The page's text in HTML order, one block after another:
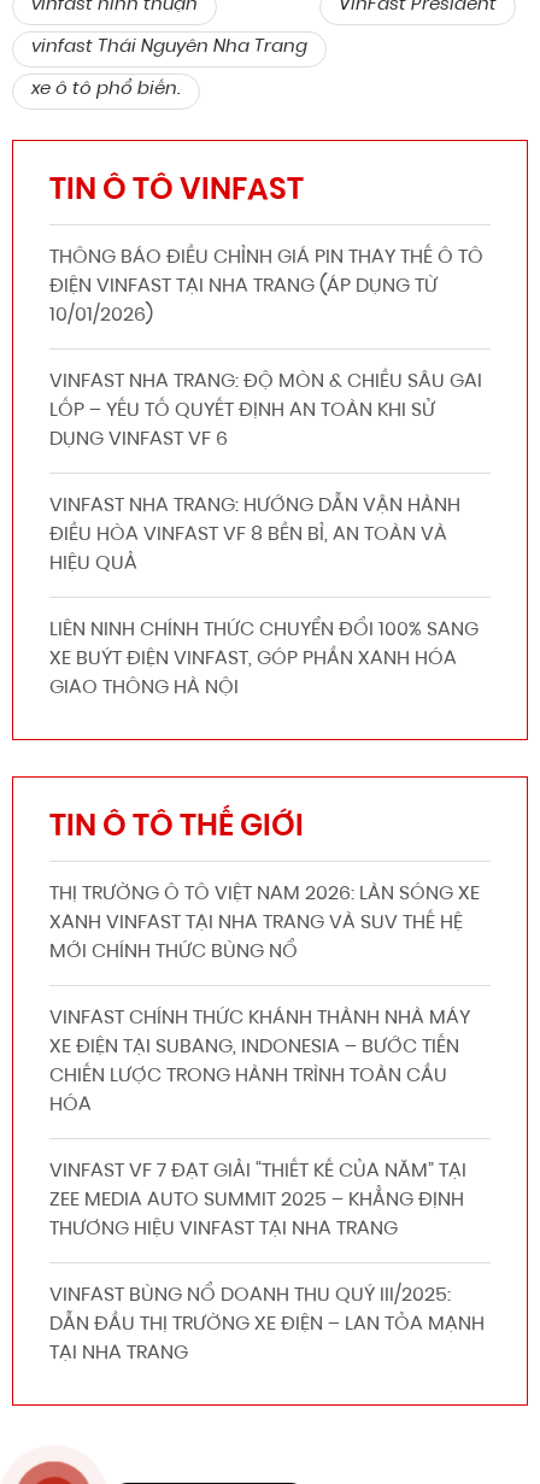
vinfast ninh thuận VinFast President
vinfast Thái Nguyên Nha Trang
xe ô tô phổ biến.
TIN Ô TÔ VINFAST
THÔNG BÁO ĐIỀU CHỈNH GIÁ PIN THAY THẾ Ô TÔ
ĐIỆN VINFAST TẠI NHA TRANG (ÁP DỤNG TỪ
10/01/2026)
VINFAST NHA TRANG: ĐỘ MÒN & CHIỀU SÂU GAI
LỐP – YẾU TỐ QUYẾT ĐỊNH AN TOÀN KHI SỬ
DỤNG VINFAST VF 6
VINFAST NHA TRANG: HƯỚNG DẪN VẬN HÀNH
ĐIỀU HÒA VINFAST VF 8 BỀN BỈ, AN TOÀN VÀ
HIỆU QUẢ
LIÊN NINH CHÍNH THỨC CHUYỂN ĐỔI 100% SANG
XE BUÝT ĐIỆN VINFAST, GÓP PHẦN XANH HÓA
GIAO THÔNG HÀ NỘI
TIN Ô TÔ THẾ GIỚI
THỊ TRƯỜNG Ô TÔ VIỆT NAM 2026: LÀN SÓNG XE
XANH VINFAST TẠI NHA TRANG VÀ SUV THẾ HỆ
MỚI CHÍNH THỨC BÙNG NỔ
VINFAST CHÍNH THỨC KHÁNH THÀNH NHÀ MÁY
XE ĐIỆN TẠI SUBANG, INDONESIA – BƯỚC TIẾN
CHIẾN LƯỢC TRONG HÀNH TRÌNH TOÀN CẦU
HÓA
VINFAST VF 7 ĐẠT GIẢI “THIẾT KẾ CỦA NĂM” TẠI
ZEE MEDIA AUTO SUMMIT 2025 – KHẲNG ĐỊNH
THƯƠNG HIỆU VINFAST TẠI NHA TRANG
VINFAST BÙNG NỔ DOANH THU QUÝ III/2025:
DẪN ĐẦU THỊ TRƯỜNG XE ĐIỆN – LAN TỎA MẠNH
TẠI NHA TRANG